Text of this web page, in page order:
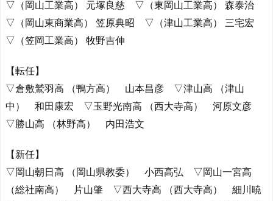
▽（岡山工業高） 元塚良慈 ▽（東岡山工業高） 森泰治
▽（岡山東商業高） 笠原典昭 ▽（津山工業高） 三宅宏
▽（笠岡工業高） 牧野吉伸
【転任】
▽倉敷鷲羽高 （鴨方高） 山本昌彦 ▽津山高 （津山
中） 和田康宏 ▽玉野光南高 （西大寺高） 河原文彦
▽勝山高 （林野高） 内田浩文
【新任】
▽岡山朝日高 （岡山県教委） 小西高弘 ▽岡山一宮高
（総社南高） 片山肇 ▽西大寺高 （西大寺高） 細川暁